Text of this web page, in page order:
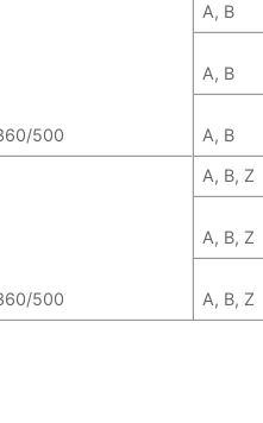
500
A, B
A, B
A, B
500
A, B, Z
A, B, Z
A, B, Z